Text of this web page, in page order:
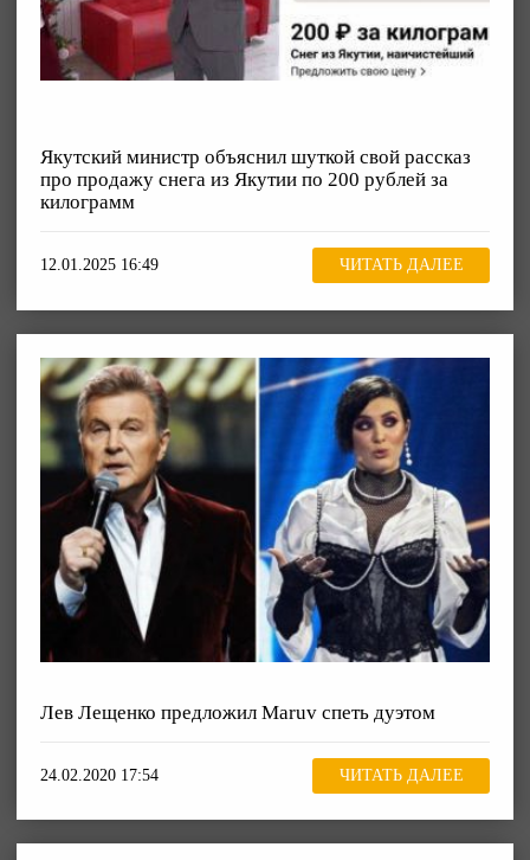
Якутский министр объяснил шуткой свой рассказ
про продажу снега из Якутии по 200 рублей за
килограмм
12.01.2025 16:49 ЧИТАТЬ ДАЛЕЕ
Лев Лещенко предложил Maruv спеть дуэтом
24.02.2020 17:54 ЧИТАТЬ ДАЛЕЕ